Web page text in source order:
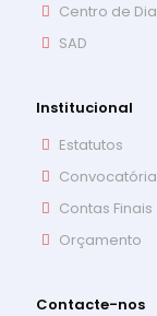
Centro de Dia
SAD
Institucional
Estatutos
Contas Finais
Orçamento
Contacte-nos